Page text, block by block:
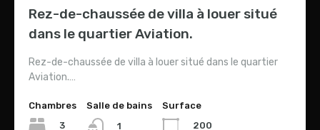
Rez-de-chaussée de villa à louer situé
dans le quartier Aviation.
Rez-de-chaussée de villa à louer situé dans le quartier
Aviation.…
Chambres
3
Salle de bains
1
Surface
200